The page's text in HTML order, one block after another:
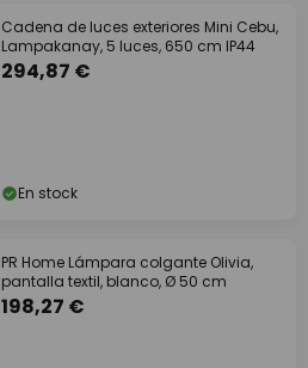
Cadena de luces exteriores Mini Cebu,
Lampakanay, 5 luces, 650 cm IP44
294,87 €
En stock
PR Home Lámpara colgante Olivia,
pantalla textil, blanco, Ø 50 cm
198,27 €